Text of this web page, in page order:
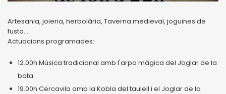
Artesania, joieria, herbolària, Taverna medieval, joguines de
fusta...
Actuacions programades:
12.00h Música tradicional amb l'arpa màgica del Joglar de la
bota.
19.00h Cercavila amb la Kobla del taulell i el Joglar de la